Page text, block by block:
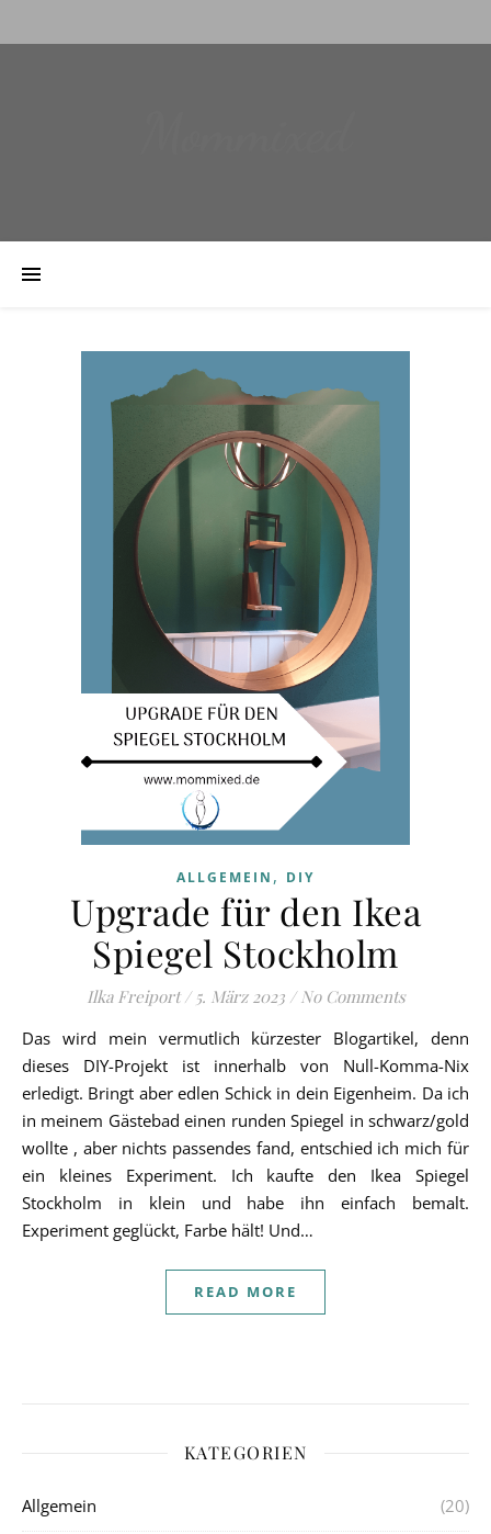
ALLGEMEIN , DIY
Upgrade für den Ikea
Spiegel Stockholm
Ilka Freiport / 5. März 2023 / No Comments
Das wird mein vermutlich kürzester Blogartikel, denn
dieses DIY-Projekt ist innerhalb von Null-Komma-Nix
erledigt. Bringt aber edlen Schick in dein Eigenheim. Da ich
in meinem Gästebad einen runden Spiegel in schwarz/gold
wollte , aber nichts passendes fand, entschied ich mich für
ein kleines Experiment. Ich kaufte den Ikea Spiegel
Stockholm in klein und habe ihn einfach bemalt.
Experiment geglückt, Farbe hält! Und…
READ MORE
KATEGORIEN
Allgemein (20)